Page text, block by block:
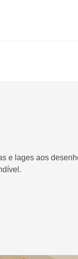
e lages aos